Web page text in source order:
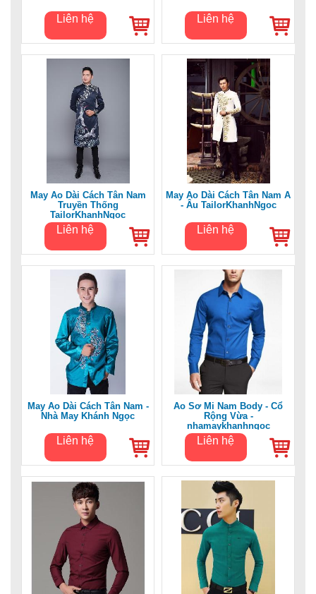
Liên hệ Liên hệ
May Áo Dài Cách Tân Nam
Truyền Thống
TailorKhanhNgoc
Liên hệ
May Áo Dài Cách Tân Nam Á
- Âu TailorKhanhNgoc
Liên hệ
May Áo Dài Cách Tân Nam -
Nhà May Khánh Ngọc
Liên hệ
Áo Sơ Mi Nam Body - Cổ
Rộng Vừa -
nhamaykhanhngoc
Liên hệ